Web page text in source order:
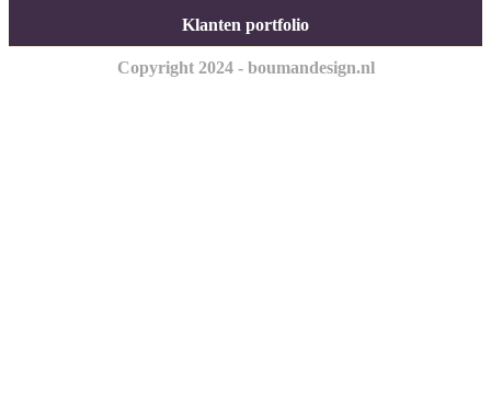
Klanten portfolio
Copyright 2024 - boumandesign.nl